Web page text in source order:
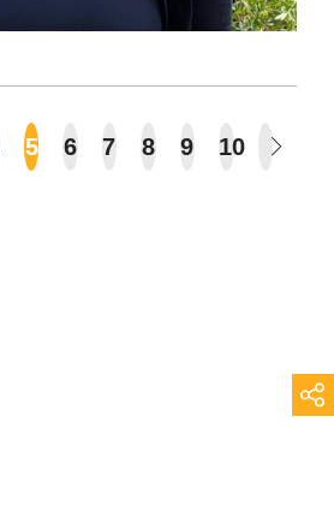
5 6 7 8 9 10